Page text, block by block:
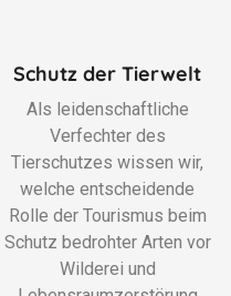
Schutz der Tierwelt
Als leidenschaftliche
Verfechter des
Tierschutzes wissen wir,
welche entscheidende
Rolle der Tourismus beim
Schutz bedrohter Arten vor
Wilderei und